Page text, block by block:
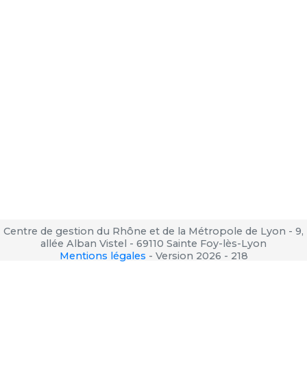
Centre de gestion du Rhône et de la Métropole de Lyon - 9,
allée Alban Vistel - 69110 Sainte Foy-lès-Lyon
Mentions légales - Version 2026 - 218